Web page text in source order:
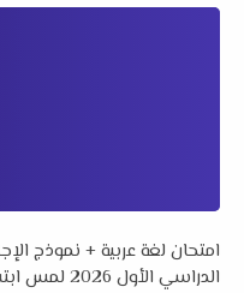
امتحان لغة عربية + نموذج
الدراسي الأول 2026 لمس ابتسام احمد